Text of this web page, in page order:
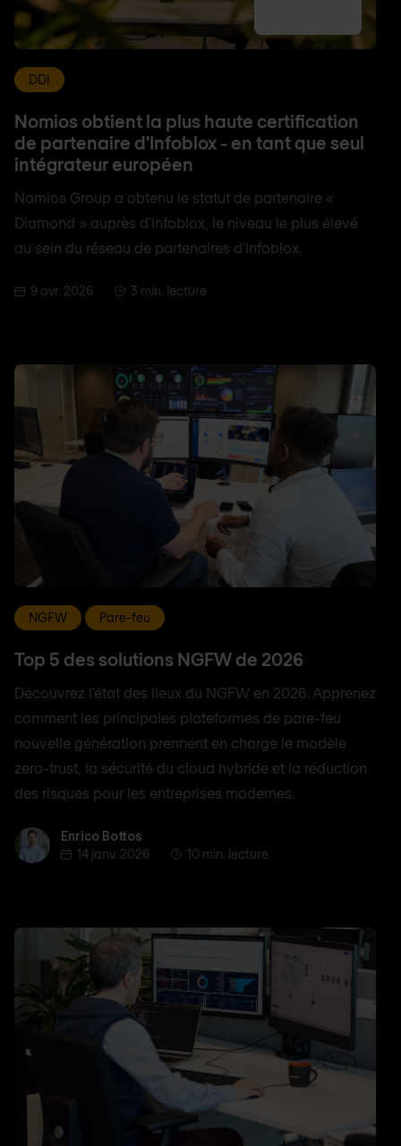
DDI
Nomios obtient la plus haute certification
de partenaire d'Infoblox - en tant que seul
intégrateur européen
Nomios Group a obtenu le statut de partenaire «
Diamond » auprès d'Infoblox, le niveau le plus élevé
au sein du réseau de partenaires d'Infoblox.
9 avr. 2026 3 min. lecture
NGFW Pare-feu
Top 5 des solutions NGFW de 2026
Découvrez l'état des lieux du NGFW en 2026. Apprenez
comment les principales plateformes de pare-feu
nouvelle génération prennent en charge le modèle
zero-trust, la sécurité du cloud hybride et la réduction
des risques pour les entreprises modernes.
Enrico BottosEnrico Bottos
14 janv. 2026
10 min. lecture